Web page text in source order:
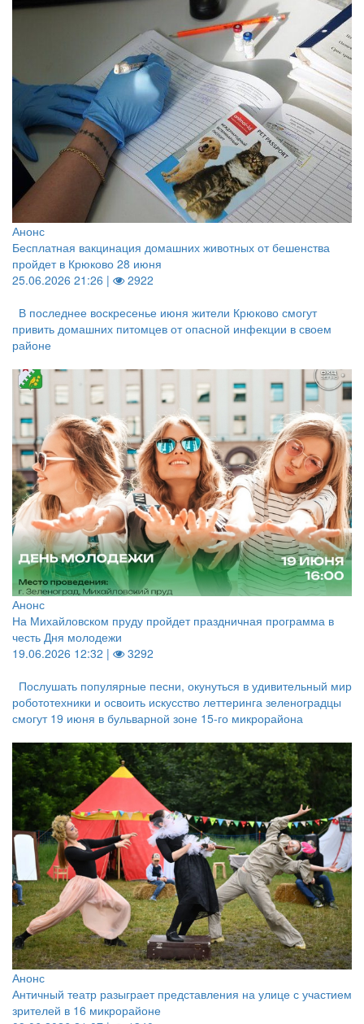
Анонс
Бесплатная вакцинация домашних животных от бешенства
пройдет в Крюково 28 июня
25.06.2026 21:26 |
2922
В последнее воскресенье июня жители Крюково смогут
привить домашних питомцев от опасной инфекции в своем
районе
Анонс
На Михайловском пруду пройдет праздничная программа в
честь Дня молодежи
19.06.2026 12:32 |
3292
Послушать популярные песни, окунуться в удивительный мир
робототехники и освоить искусство леттеринга зеленоградцы
смогут 19 июня в бульварной зоне 15-го микрорайона
Анонс
Античный театр разыграет представления на улице с участием
зрителей в 16 микрорайоне